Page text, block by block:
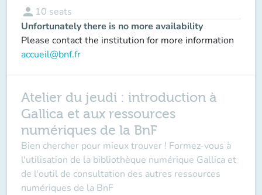
person 10 seats
Unfortunately there is no more availability
Please contact the institution for more information
accueil@bnf.fr
Atelier du jeudi : introduction à
Gallica et aux ressources
numériques de la BnF
Bien chercher pour mieux trouver ! Formez-vous à
l'utilisation de la bibliothèque numérique Gallica et
de l'outil de consultation des autres ressources
numériques de la BnF